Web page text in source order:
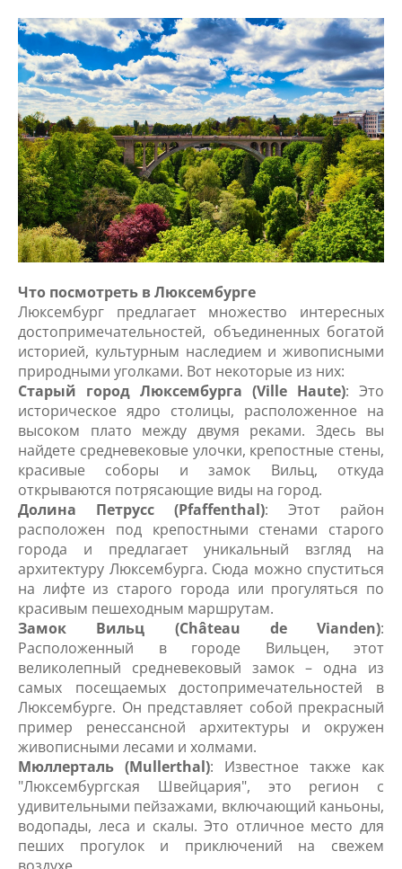
Что посмотреть в Люксембурге
Люксембург предлагает множество интересных
достопримечательностей, объединенных богатой
историей, культурным наследием и живописными
природными уголками. Вот некоторые из них:
Старый город Люксембурга (Ville Haute): Это
историческое ядро столицы, расположенное на
высоком плато между двумя реками. Здесь вы
найдете средневековые улочки, крепостные стены,
красивые соборы и замок Вильц, откуда
открываются потрясающие виды на город.
Долина Петрусс (Pfaffenthal): Этот район
расположен под крепостными стенами старого
города и предлагает уникальный взгляд на
архитектуру Люксембурга. Сюда можно спуститься
на лифте из старого города или прогуляться по
красивым пешеходным маршрутам.
Замок Вильц (Château de Vianden):
Расположенный в городе Вильцен, этот
великолепный средневековый замок – одна из
самых посещаемых достопримечательностей в
Люксембурге. Он представляет собой прекрасный
пример ренессансной архитектуры и окружен
живописными лесами и холмами.
Мюллерталь (Mullerthal): Известное также как
"Люксембургская Швейцария", это регион с
удивительными пейзажами, включающий каньоны,
водопады, леса и скалы. Это отличное место для
пеших прогулок и приключений на свежем